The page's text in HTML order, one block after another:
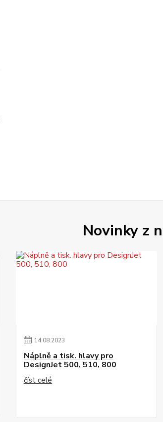
Novinky z
14.08.2023
Náplně a tisk. hlavy pro
DesignJet 500, 510, 800
číst celé